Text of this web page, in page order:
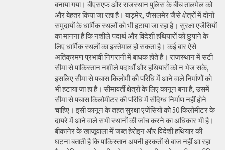
बनाया गया। बीएसएफ और राजस्थान पुलिस के बीच तालमेल को
और बेहतर किया जा रहा है। बाड़मेर, जैसलमेर जैसे क्षेत्रों में दोनों
समुदायों के धार्मिक स्थलों को भी हटाया जा रहा है। सुरक्षा एजेंसियों
का मानना है कि नशीले पदार्थ और विदेशी हथियारों को छुपाने के
लिए धार्मिक स्थलों का इस्तेमाल हो सकता है। कई बार ऐसे
अतिक्रमण प्रभावी निगरानी में बाधक होते हैं। राजस्थान में सटी
सीमा से पाकिस्तान नशीले पदार्थों और हथियारों को न भेज सके,
इसलिए सीमा से पचास किलोमी की परिधि में आने वाले निर्माणों को
भी हटाया जा हा है। सीमावर्ती क्षेत्रों के लिए कानून बना है, उसमें
सीमा से पचास किलोमीटर की परिधि में संदिग्ध निर्माण नहीं होने
चाहिए। इसी कानून के तहत सुरक्षा एजेंसियों को 50 किलोमीटर के
दायरे में आने वाले सभी स्थानों की जांच करने का अधिकार भी है।
बीकानेर के खाजूवाला में जब्त हेरोइन और विदेशी हथियार की
घटना बताती है कि पाकिस्तान अपनी हरकतों से बाज नहीं आ रहा